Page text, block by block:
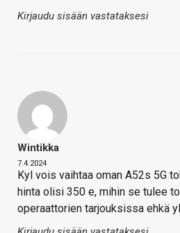
Kirjaudu sisään vastataksesi
Wintikka
7.4.2024
Kyl vois vaihtaa oman A52s 5G
hinta olisi 350 e, mihin se tulee
operaattorien tarjouksissa ehkä